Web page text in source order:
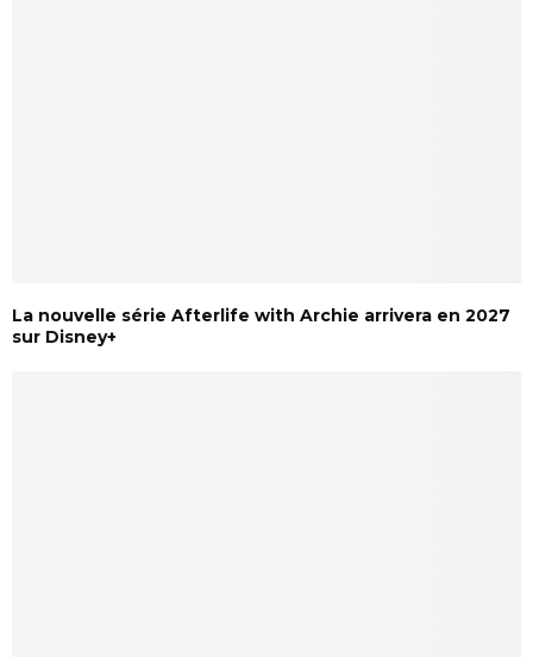
La nouvelle série Afterlife with Archie arrivera en 2027
sur Disney+